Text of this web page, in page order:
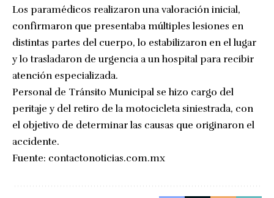
Los paramédicos realizaron una valoración inicial,
confirmaron que presentaba múltiples lesiones en
distintas partes del cuerpo, lo estabilizaron en el lugar
y lo trasladaron de urgencia a un hospital para recibir
atención especializada.
Personal de Tránsito Municipal se hizo cargo del
peritaje y del retiro de la motocicleta siniestrada, con
el objetivo de determinar las causas que originaron el
accidente.
Fuente: contactonoticias.com.mx